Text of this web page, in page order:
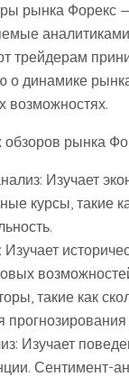
рынка Форекс
трейдерам
динамике
возможностях.
обзоров рынка
Изучает
курсы, такие
Изучает
такие как
Изучает
Сентимент-